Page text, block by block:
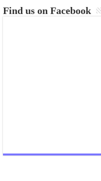
Find us on Facebook